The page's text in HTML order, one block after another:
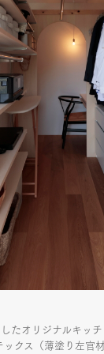
たオリジナルキッ
クス（薄塗り左官